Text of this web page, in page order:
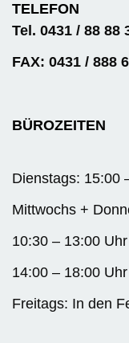
TELEFON
Tel. 0431 / 88 88
FAX: 0431 / 888
BÜROZEITEN
Dienstags: 15:00
Mittwochs +
10:30 – 13:00 Uhr
14:00 – 18:00 Uhr
Freitags: In den